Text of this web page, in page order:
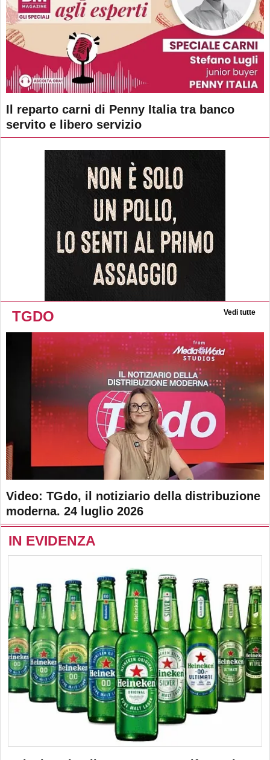
Il reparto carni di Penny Italia tra banco
servito e libero servizio
TGDO Vedi tutte
Video: TGdo, il notiziario della distribuzione
moderna. 24 luglio 2026
IN EVIDENZA